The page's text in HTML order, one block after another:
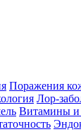
Поражения
Лор-
Витамины и